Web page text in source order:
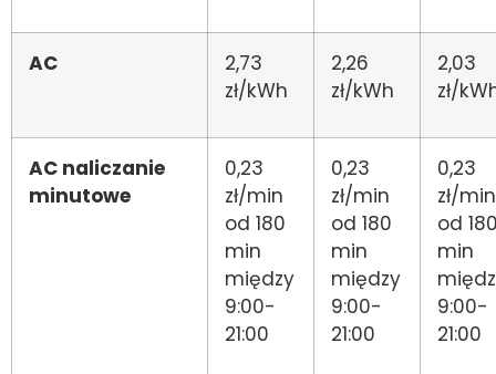
AC
2,73
zł/kWh
2,26
zł/kWh
2,03
zł/
AC naliczanie
minutowe
0,23
zł/min
od 180
min
między
9:00-
21:00
0,23
zł/min
od 180
min
między
9:00-
21:00
0,23
zł/min
od
min
9:00-
21:00